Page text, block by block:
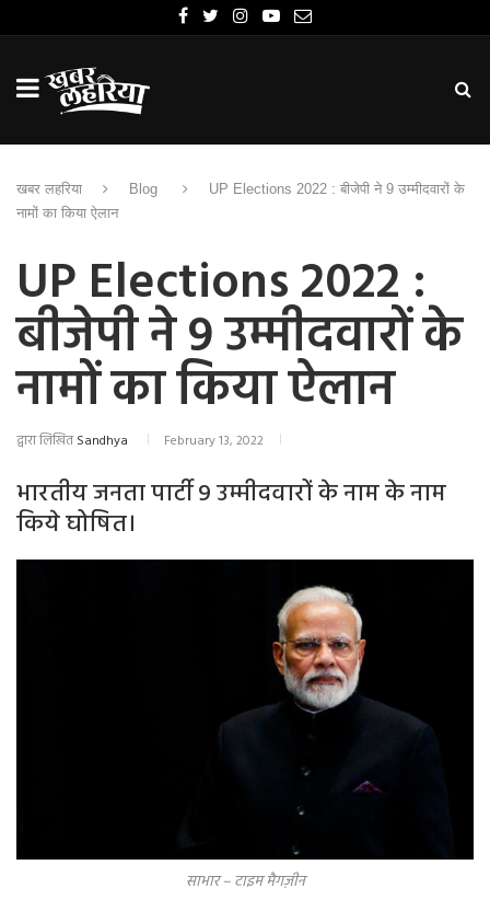
खबर लहरिया Blog
UP Elections 2022 : बीजेपी ने 9 उम्मीदवारों के
नामों का किया ऐलान
UP Elections 2022 :
बीजेपी ने 9 उम्मीदवारों के
नामों का किया ऐलान
द्वारा लिखितSandhya February 13, 2022
भारतीय जनता पार्टी 9 उम्मीदवारों के नाम के नाम
किये घोषित।
साभार – टाइम मैगज़ीन